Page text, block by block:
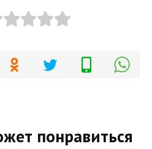
понравиться